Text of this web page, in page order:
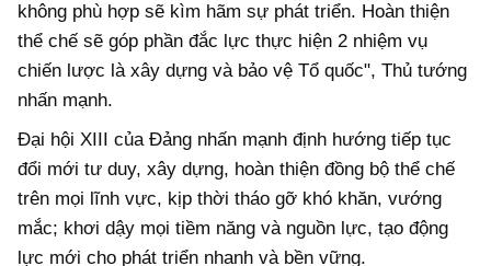
không phù hợp sẽ kìm hãm sự phát triển. Hoàn thiện
thể chế sẽ góp phần đắc lực thực hiện 2 nhiệm vụ
chiến lược là xây dựng và bảo vệ Tổ quốc", Thủ tướng
nhấn mạnh.
Đại hội XIII của Đảng nhấn mạnh định hướng tiếp tục
đổi mới tư duy, xây dựng, hoàn thiện đồng bộ thể chế
trên mọi lĩnh vực, kịp thời tháo gỡ khó khăn, vướng
mắc; khơi dậy mọi tiềm năng và nguồn lực, tạo động
lực mới cho phát triển nhanh và bền vững.